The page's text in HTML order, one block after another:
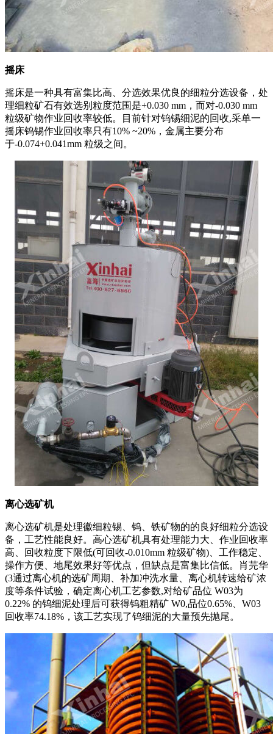
摇床
摇床是一种具有富集比高、分选效果优良的细粒分选设备，处
理细粒矿石有效选别粒度范围是+0.030 mm，而对-0.030 mm
粒级矿物作业回收率较低。目前针对钨锡细泥的回收,采单一
摇床钨锡作业回收率只有10% ~20%，金属主要分布
于-0.074+0.041mm 粒级之间。
离心选矿机
离心选矿机是处理徽细粒锡、钨、铁矿物的的良好细粒分选设
备，工艺性能良好。高心选矿机具有处理能力大、作业回收率
高、回收粒度下限低(可回收-0.010mm 粒级矿物)、工作稳定、
操作方便、地尾效果好等优点，但缺点是富集比信低。肖芫华
(3通过离心机的选矿周期、补加冲洗水量、离心机转速给矿浓
度等条件试验，确定离心机工艺参数,对给矿品位 W03为
0.22% 的钨细泥处理后可获得钨粗精矿 W0,品位0.65%、W03
回收率74.18%，该工艺实现了钨细泥的大量预先抛尾。